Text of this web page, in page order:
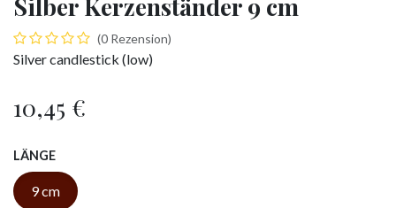
(0 Rezension)
Silver candlestick (low)
10,45 €
LÄNGE
9 cm